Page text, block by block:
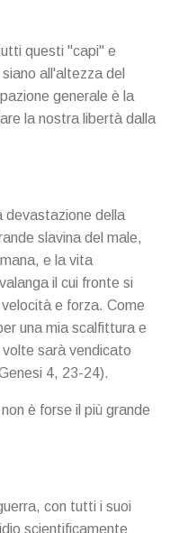
questi "capi" e
all'altezza del
generale è la
la nostra libertà dalla
devastazione della
slavina del male,
e la vita
il cui fronte si
e forza. Come
una mia scalfittura e
sarà vendicato
4, 23-24).
è forse il più grande
con tutti i suoi
scientificamente